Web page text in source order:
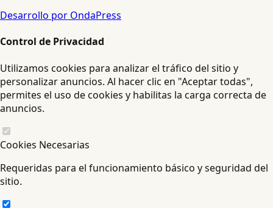
Desarrollo por OndaPress
Control de Privacidad
Utilizamos cookies para analizar el tráfico del sitio y
personalizar anuncios. Al hacer clic en "Aceptar todas",
permites el uso de cookies y habilitas la carga correcta de
anuncios.
Cookies Necesarias
Requeridas para el funcionamiento básico y seguridad del
sitio.